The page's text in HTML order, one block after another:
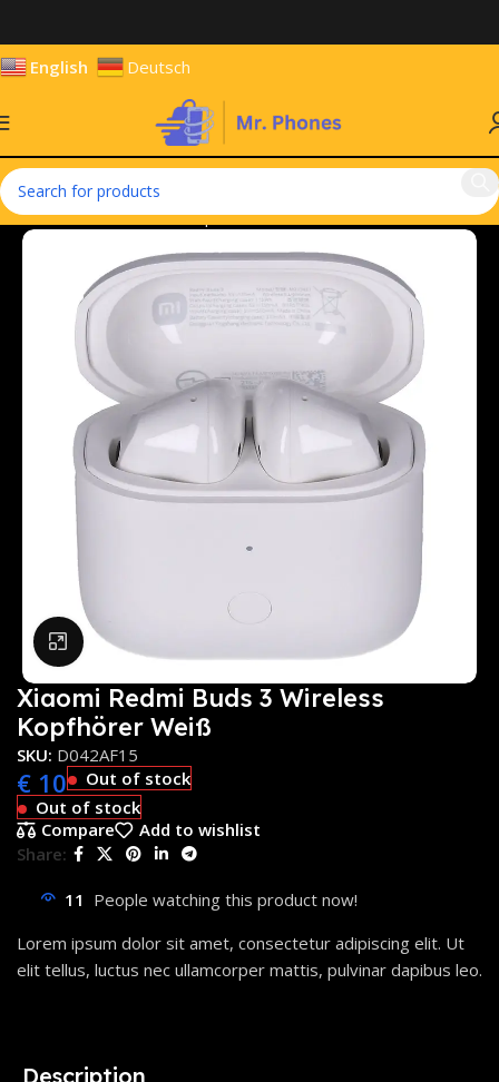
English Deutsch
Home Hardware & Components Headsets
Click to enlarge
Xiaomi Redmi Buds 3 Wireless
Kopfhörer Weiß
SKU: D042AF15
€ 10
Out of stock
Out of stock
Compare
Add to wishlist
Share:
11 People watching this product now!
Lorem ipsum dolor sit amet, consectetur adipiscing elit. Ut
elit tellus, luctus nec ullamcorper mattis, pulvinar dapibus leo.
Description